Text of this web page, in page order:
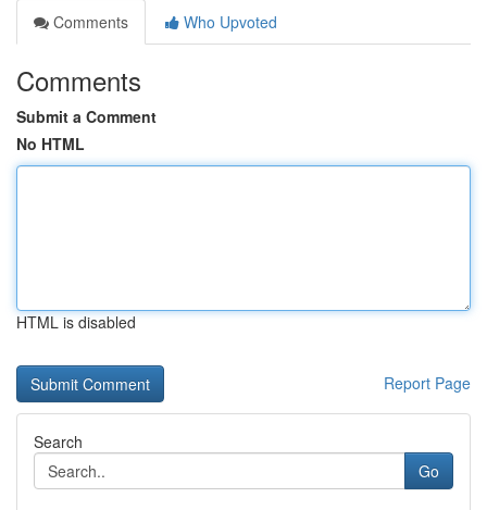
Comments
Who Upvoted
Comments
Submit a Comment
No HTML
HTML is disabled
Report Page
Search
Go